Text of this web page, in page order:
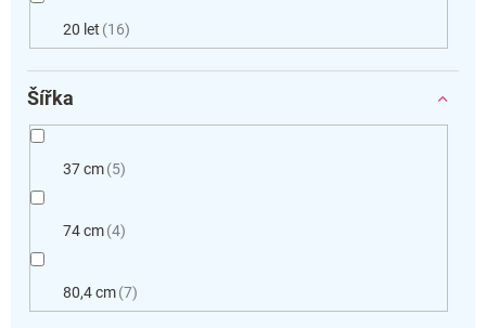
20 let 16
Šířka
37 cm 5
74 cm 4
80,4 cm 7